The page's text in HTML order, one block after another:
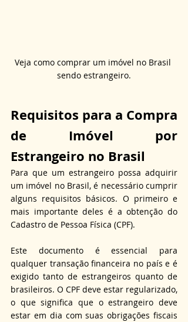
Veja como comprar um imóvel no Brasil
sendo estrangeiro.
Requisitos para a Compra
de Imóvel por
Estrangeiro no Brasil
Para que um estrangeiro possa adquirir
um imóvel no Brasil, é necessário cumprir
alguns requisitos básicos. O primeiro e
mais importante deles é a obtenção do
Cadastro de Pessoa Física (CPF).
Este documento é essencial para
qualquer transação financeira no país e é
exigido tanto de estrangeiros quanto de
brasileiros. O CPF deve estar regularizado,
o que significa que o estrangeiro deve
estar em dia com suas obrigações fiscais